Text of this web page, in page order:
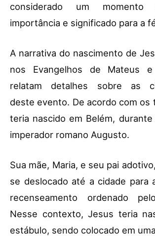
considerado um
importância e significado para a
A narrativa do nascimento de
nos Evangelhos de Mateus
relatam detalhes sobre as
deste evento. De acordo com os
teria nascido em Belém,
imperador romano Augusto.
Sua mãe, Maria, e seu pai adotivo,
se deslocado até a cidade para
recenseamento ordenado
Nesse contexto, Jesus teria
estábulo, sendo colocado em